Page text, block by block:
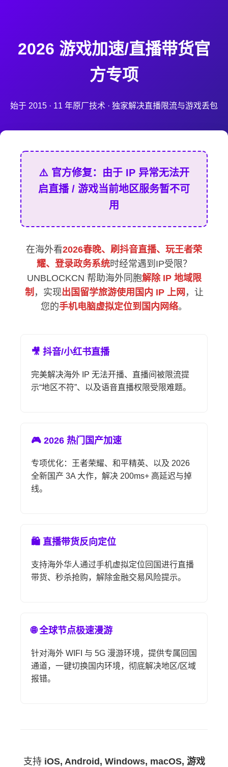
2026 游戏加速/直播带货官
方专项
始于 2015 · 11 年原厂技术 · 独家解决直播限流与游戏丢包
⚠️ 官方修复：由于 IP 异常无法开
启直播 / 游戏当前地区服务暂不可
用
在海外看2026春晚、刷抖音直播、玩王者荣
耀、登录政务系统时经常遇到IP受限？
UNBLOCKCN 帮助海外同胞解除 IP 地域限
制 ，实现出国留学旅游使用国内 IP 上网 ，让
您的手机电脑虚拟定位到国内网络。
🎥 抖音/小红书直播
完美解决海外 IP 无法开播、直播间被限流提
示“地区不符”、以及语音直播权限受限难题。
🎮 2026 热门国产加速
专项优化：王者荣耀、和平精英、以及 2026
全新国产 3A 大作，解决 200ms+ 高延迟与掉
线。
🛍️ 直播带货反向定位
支持海外华人通过手机虚拟定位回国进行直播
带货、秒杀抢购，解除金融交易风险提示。
🌐 全球节点极速漫游
针对海外 WIFI 与 5G 漫游环境，提供专属回国
通道，一键切换国内环境，彻底解决地区/区域
报错。
支持 iOS, Android, Windows, macOS, 游戏